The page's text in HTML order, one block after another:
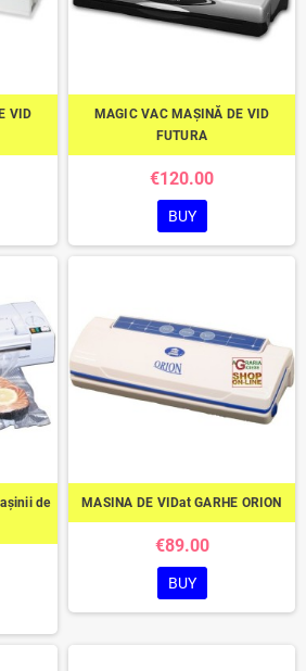
VID
MAGIC VAC MAȘINĂ DE VID
FUTURA
€120.00
BUY
de
MASINA DE VIDat GARHE ORION
€89.00
BUY